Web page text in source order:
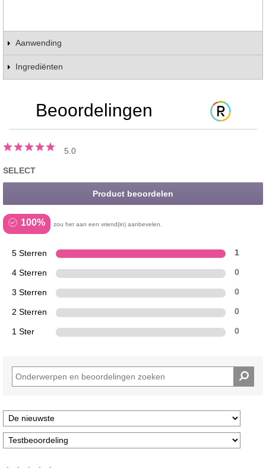
Aanwending
Ingrediënten
Beoordelingen
5.0
SELECT
Product beoordelen
100% zou het aan een vriend(in) aanbevelen.
5 Sterren 1
4 Sterren 0
3 Sterren 0
2 Sterren 0
1 Ster 0